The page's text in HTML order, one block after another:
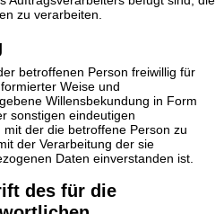
zu verarbeiten.
betroffenen Person freiwillig für
Weise und
Willensbekundung in Form
sonstigen eindeutigen
der die betroffene Person zu
der Verarbeitung der sie
Daten einverstanden ist.
des für die